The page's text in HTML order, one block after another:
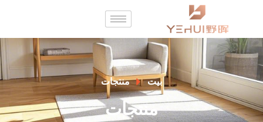
بيت منتجات
منتجات